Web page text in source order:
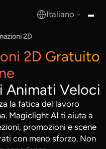
Italiano
2D
2D Gratuito
Animati Veloci
la fatica del lavoro
Magiclight AI ti aiuta a
promozioni e scene
con meno sforzo. Non